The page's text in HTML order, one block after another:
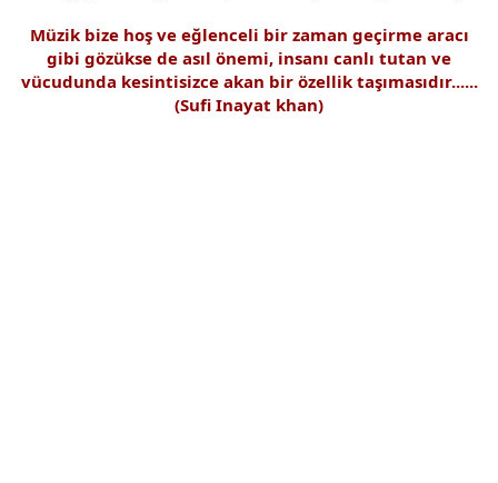
Müzik bize hoş ve eğlenceli bir zaman geçirme aracı
gibi gözükse de asıl önemi, insanı canlı tutan ve
vücudunda kesintisizce akan bir özellik taşımasıdır......
(Sufi Inayat khan)